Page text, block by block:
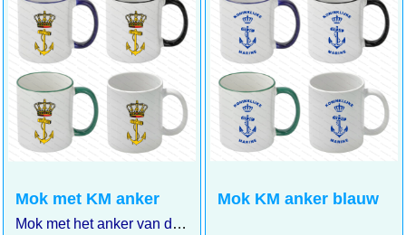
€ 6.75 incl BTW
€5.58 excl BTW
€ 6.75
incl BTW